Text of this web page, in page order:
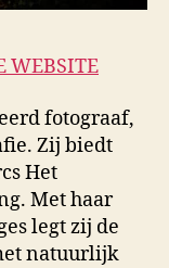
WEBSITE
fotograaf,
Zij biedt
Het
Met haar
legt zij de
natuurlijk